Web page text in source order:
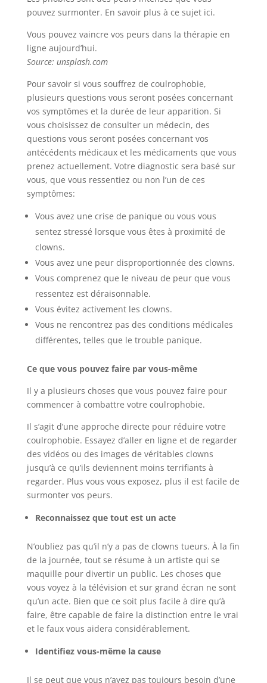
pouvez surmonter. En savoir plus à ce sujet ici.
Vous pouvez vaincre vos peurs dans la thérapie en
ligne aujourd’hui.
Source: unsplash.com
Pour savoir si vous souffrez de coulrophobie,
plusieurs questions vous seront posées concernant
vos symptômes et la durée de leur apparition. Si
vous choisissez de consulter un médecin, des
questions vous seront posées concernant vos
antécédents médicaux et les médicaments que vous
prenez actuellement. Votre diagnostic sera basé sur
vous, que vous ressentiez ou non l’un de ces
symptômes:
Vous avez une crise de panique ou vous vous
sentez stressé lorsque vous êtes à proximité de
clowns.
Vous avez une peur disproportionnée des clowns.
Vous comprenez que le niveau de peur que vous
ressentez est déraisonnable.
Vous évitez activement les clowns.
Vous ne rencontrez pas des conditions médicales
différentes, telles que le trouble panique.
Ce que vous pouvez faire par vous-même
Il y a plusieurs choses que vous pouvez faire pour
commencer à combattre votre coulrophobie.
Il s’agit d’une approche directe pour réduire votre
coulrophobie. Essayez d’aller en ligne et de regarder
des vidéos ou des images de véritables clowns
jusqu’à ce qu’ils deviennent moins terrifiants à
regarder. Plus vous vous exposez, plus il est facile de
surmonter vos peurs.
Reconnaissez que tout est un acte
N’oubliez pas qu’il n’y a pas de clowns tueurs. À la fin
de la journée, tout se résume à un artiste qui se
maquille pour divertir un public. Les choses que
vous voyez à la télévision et sur grand écran ne sont
qu’un acte. Bien que ce soit plus facile à dire qu’à
faire, être capable de faire la distinction entre le vrai
et le faux vous aidera considérablement.
Identifiez vous-même la cause
Il se peut que vous n’ayez pas toujours besoin d’une